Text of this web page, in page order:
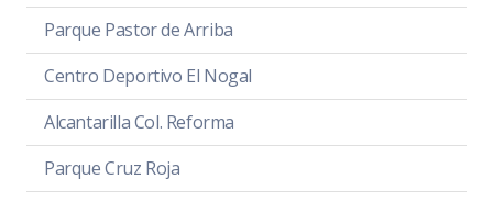
Parque Pastor de Arriba
Centro Deportivo El Nogal
Alcantarilla Col. Reforma
Parque Cruz Roja